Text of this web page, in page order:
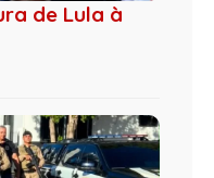
de Lula à